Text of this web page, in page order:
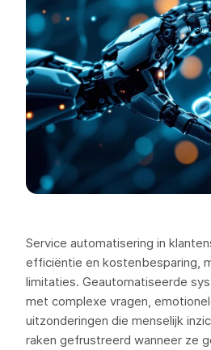
Service automatisering in
efficiëntie en kostenbesparing,
limitaties. Geautomatiseerde
met complexe vragen,
uitzonderingen die menselijk
raken gefrustreerd wanneer ze